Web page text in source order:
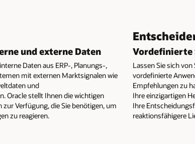
und externe Daten
Daten aus ERP-, Planungs-,
mit externen Marktsignalen wie
und
Oracle stellt Ihnen die wichtigen
zur Verfügung, die Sie benötigen, um
zu reagieren.
Vordefinierte
Lassen Sie sich
vordefinierte
Empfehlungen zu
Ihre einzigartigen
Ihre
reaktionsfähigere